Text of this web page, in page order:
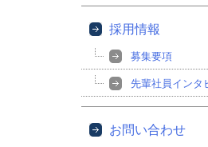
採用情報
募集要項
先輩社員インタ
お問い合わせ